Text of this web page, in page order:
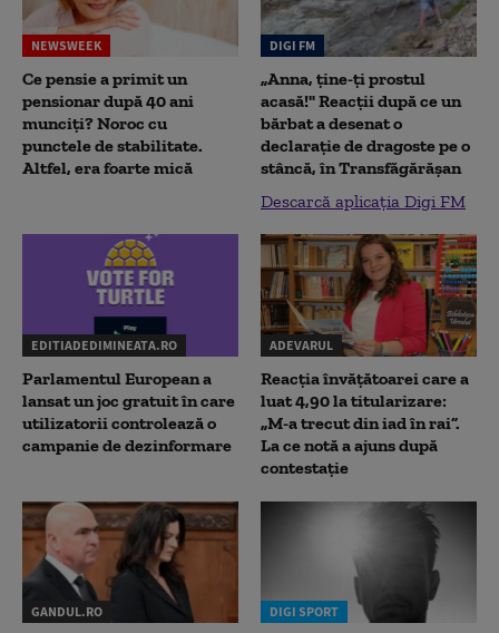
NEWSWEEK
Ce pensie a primit un
pensionar după 40 ani
munciți? Noroc cu
punctele de stabilitate.
Altfel, era foarte mică
DIGI FM
„Anna, ţine-ţi prostul
acasă!" Reacţii după ce un
bărbat a desenat o
declaraţie de dragoste pe o
stâncă, în Transfăgărăşan
Descarcă aplicația Digi FM
EDITIADEDIMINEATA.RO
Parlamentul European a
lansat un joc gratuit în care
utilizatorii controlează o
campanie de dezinformare
ADEVARUL
Reacția învățătoarei care a
luat 4,90 la titularizare:
„M-a trecut din iad în rai”.
La ce notă a ajuns după
contestație
GANDUL.RO DIGI SPORT